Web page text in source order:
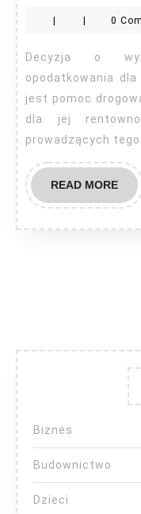
| | 0
Decyzja o wyborze odpowiedniej formy
opodatkowania
jest pomoc
dla jej
prowadzących
READ MORE
Biznes
Budownictwo
Dzieci